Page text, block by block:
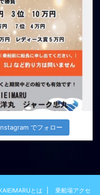
でフォロー
とは
乗船場アクセ